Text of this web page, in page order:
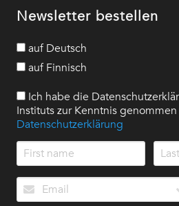
Newsletter bestellen
auf Deutsch
auf Finnisch
Ich habe die
Instituts zur Kenntnis
Datenschutzerklärung